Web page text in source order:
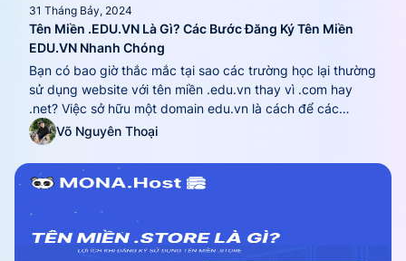
31 Tháng Bảy, 2024
Tên Miền .EDU.VN Là Gì? Các Bước Đăng Ký Tên Miền
EDU.VN Nhanh Chóng
Bạn có bao giờ thắc mắc tại sao các trường học lại thường
sử dụng website với tên miền .edu.vn thay vì .com hay
.net? Việc sở hữu một domain edu.vn là cách để các
trường học, viện nghiên cứu hay các tổ chức giáo dục
khẳng định vị thế, uy tín của mình trong...
Võ Nguyên Thoại